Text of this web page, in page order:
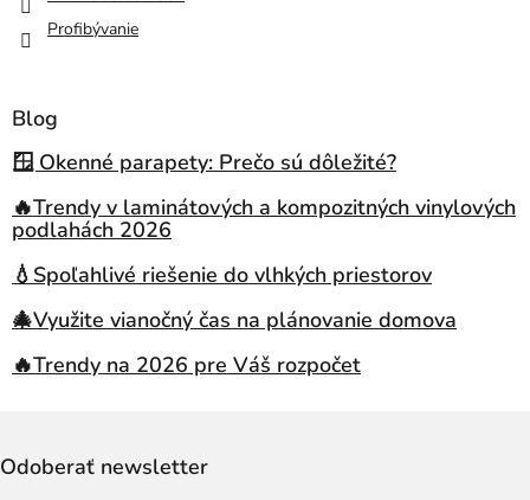
Profibývanie
Blog
🪟 Okenné parapety: Prečo sú dôležité?
🔥Trendy v laminátových a kompozitných vinylových
podlahách 2026
💧Spoľahlivé riešenie do vlhkých priestorov
🎄Využite vianočný čas na plánovanie domova
🔥Trendy na 2026 pre Váš rozpočet
Odoberať newsletter